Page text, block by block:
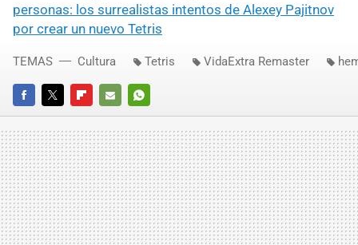
personas: los surrealistas intentos de Alexey Pajitnov
por crear un nuevo Tetris
FACEBOOKTWITTERFLIPBOARD
E-
MAIL
WHATSAPP
TEMAS Cultura Tetris VidaExtra Remaster